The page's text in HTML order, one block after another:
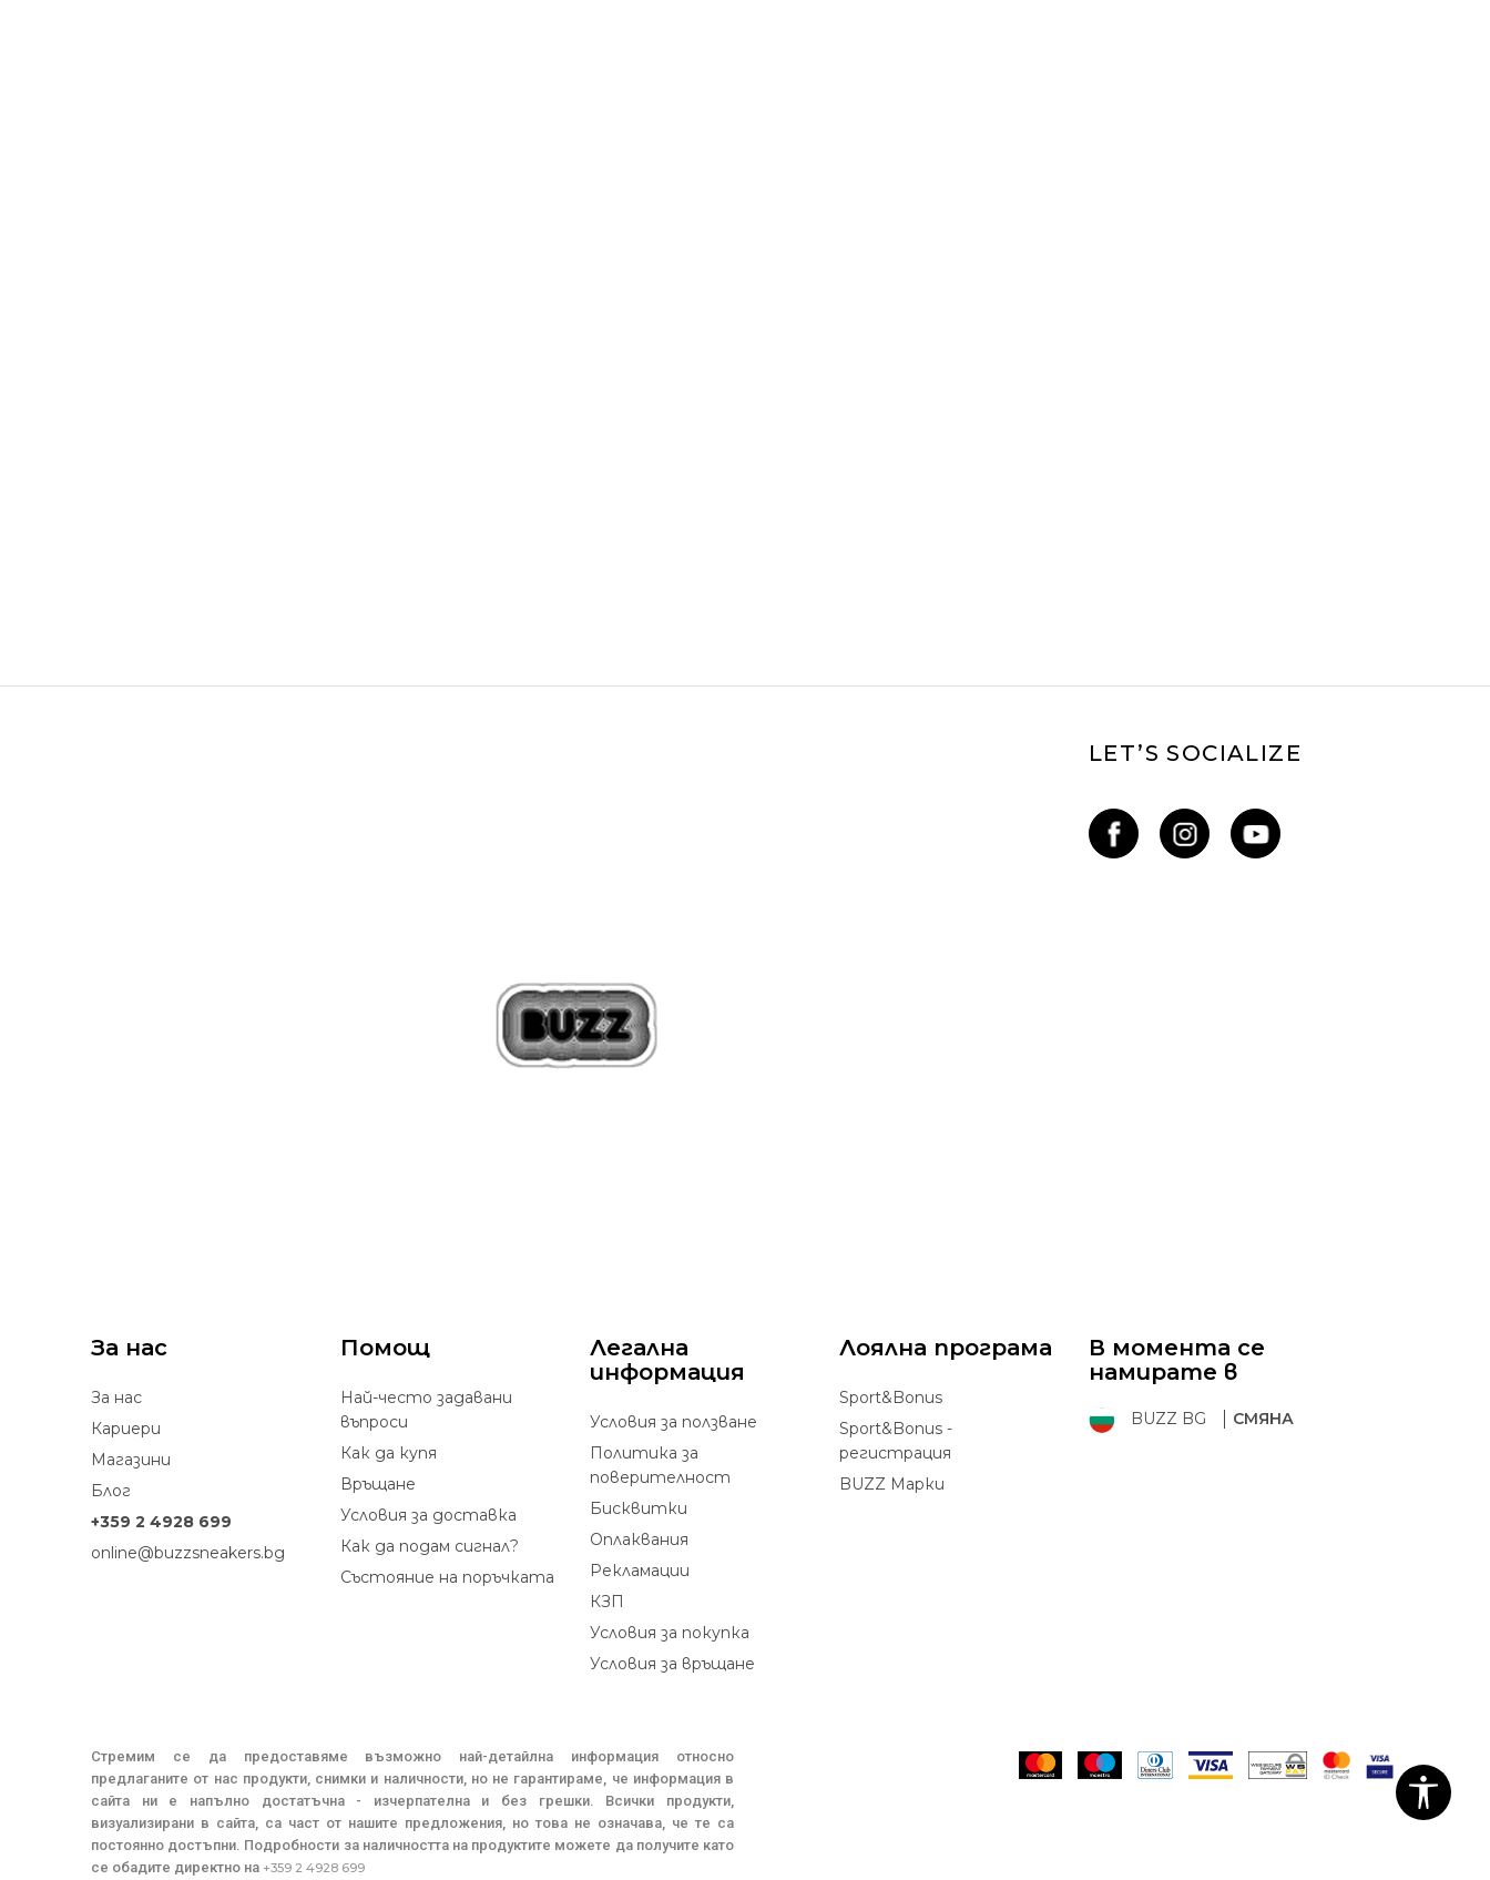
LET’S SOCIALIZE
За нас
За нас
Кариери
Магазини
Блог
+359 2 4928 699
online@buzzsneakers.bg
Помощ
Най-често задавани
въпроси
Как да купя
Връщане
Условия за доставка
Как да подам сигнал?
Състояние на поръчката
Легална
информация
Условия за ползване
Политика за
поверителност
Бисквитки
Oплаквания
Рекламации
КЗП
Условия за покупка
Условия за връщане
Лоялна програма
Sport&Bonus
Sport&Bonus -
регистрация
BUZZ Mарки
В момента се
намирате в
BUZZ BG СМЯНА
Стремим се да предоставяме възможно най-детайлна информация относно
предлаганите от нас продукти, снимки и наличности, но не гарантираме, че информация в
сайта ни е напълно достатъчна - изчерпателна и без грешки. Всички продукти,
визуализирани в сайта, са част от нашите предложения, но това не означава, че те са
постоянно достъпни. Подробности за наличността на продуктите можете да получите като
се обадите директно на +359 2 4928 699